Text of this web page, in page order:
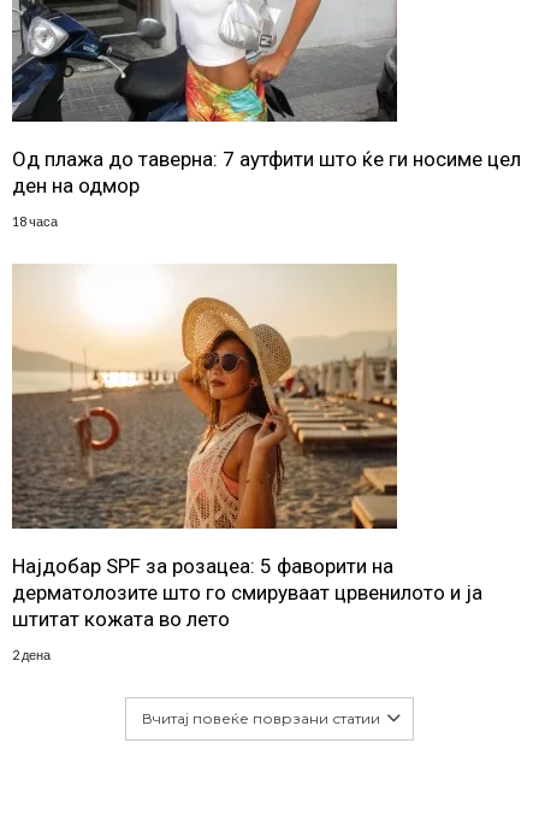
Од плажа до таверна: 7 аутфити што ќе ги носиме цел
ден на одмор
18 часа
Најдобар SPF за розацеа: 5 фаворити на
дерматолозите што го смируваат црвенилото и ја
штитат кожата во лето
2 дена
Вчитај повеќе поврзани статии